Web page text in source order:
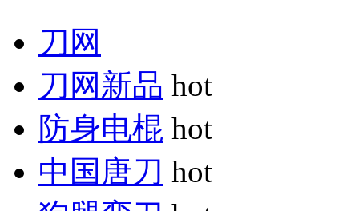
刀网
刀网新品 hot
防身电棍 hot
中国唐刀 hot